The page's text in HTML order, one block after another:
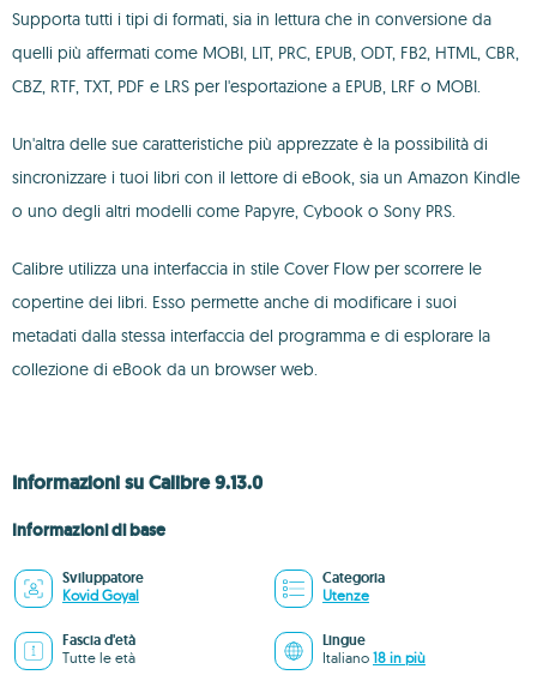
Supporta tutti i tipi di formati, sia in lettura che in conversione da
quelli più affermati come MOBI, LIT, PRC, EPUB, ODT, FB2, HTML, CBR,
CBZ, RTF, TXT, PDF e LRS per l'esportazione a EPUB, LRF o MOBI.
Un'altra delle sue caratteristiche più apprezzate è la possibilità di
sincronizzare i tuoi libri con il lettore di eBook, sia un Amazon Kindle
o uno degli altri modelli come Papyre, Cybook o Sony PRS.
Calibre utilizza una interfaccia in stile Cover Flow per scorrere le
copertine dei libri. Esso permette anche di modificare i suoi
metadati dalla stessa interfaccia del programma e di esplorare la
collezione di eBook da un browser web.
Informazioni su Calibre 9.13.0
Informazioni di base
Sviluppatore
Kovid Goyal
Categoria
Utenze
Fascia d'età
Tutte le età
Lingue
Italiano 18 in più